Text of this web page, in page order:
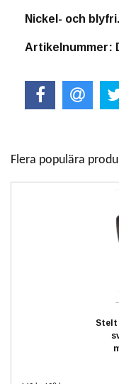
Nickel- och
Artikelnummer:
Flera populära
Stelt